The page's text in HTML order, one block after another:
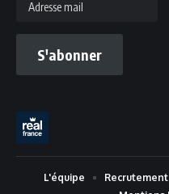
mail
S'abonner
L'équipe Recrutement